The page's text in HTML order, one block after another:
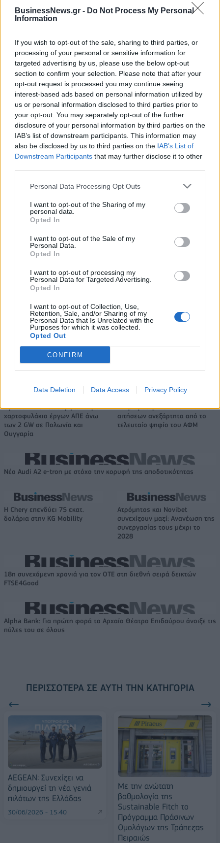
BusinessNews.gr - Do Not Process My Personal
Information
If you wish to opt-out of the sale, sharing to third parties, or
processing of your personal or sensitive information for
targeted advertising by us, please use the below opt-out
section to confirm your selection. Please note that after your
opt-out request is processed you may continue seeing
interest-based ads based on personal information utilized by
us or personal information disclosed to third parties prior to
your opt-out. You may separately opt-out of the further
disclosure of your personal information by third parties on the
IAB’s list of downstream participants. This information may
also be disclosed by us to third parties on the IAB’s List of
Downstream Participants that may further disclose it to other
Personal Data Processing Opt Outs
I want to opt-out of the Sharing of my
personal data.
Opted In
I want to opt-out of the Sale of my
Personal Data.
Opted In
I want to opt-out of processing my
Personal Data for Targeted Advertising.
Opted In
I want to opt-out of Collection, Use,
Retention, Sale, and/or Sharing of my
Personal Data that Is Unrelated with the
Purposes for which it was collected.
Opted Out
CONFIRM
Data Deletion Data Access Privacy Policy
Εξοικονομώ – Επιχειρώ:
Παράταση έως τις 30
Νοεμβρίου για περισσότερες
από 400 επιχειρήσεις
ΣΚΑΪ: Ολοκληρώθηκε η θητεία
του Γρηγόρη Δημητριάδη - Ο
Γιάννης Αλαφούζος επιστρέφει
στη θέση του CEO
Media: Με ενίσχυση 8 εκατ. ευρώ σε 451 επιχειρήσεις ξεκίνησε το
πρόγραμμα στήριξης- Κάλυψη εισφορών ΕΔΟΕΑΠ
και Electric, με όφελος 2.000
μπαταριών για τα υβριδικά της
Σε κινεζική… πολιορκία η ευρωπαϊκή αυτοκινητοβιομηχανία
ΠΑΟΚ: Με τον Μάρκους Φόστερ
δηλώσεις του (vid & pics)
στον τελικό (live stream)
Ταχύτερα και αυστηρότερα: Το νέο ψηφιακό καθεστώς της ΑΑΔΕ για
τα ανασφάλιστα οχήματα
Όμιλος ΔΕΗ: Νέα συμφωνία για
χαρτοφυλάκιο έργων ΑΠΕ άνω
των 2 GW σε Πολωνία και
Ουγγαρία
Τουρισμός για Όλους: Kατάθεση
αιτήσεων ανεξάρτητα από το
τελευταίο ψηφίο του ΑΦΜ
Νέο Audi A2 e-tron με στόχο την κορυφή της αποδοτικότητας
Η Chery επενδύει 75 εκατ.
δολάρια στην KG Mobility
Ατρόμητος και Novibet
συνεχίζουν μαζί: Ανανέωση της
συνεργασίας τους μέχρι το
2028
18η συνεχόμενη χρονιά για τον ΟΤΕ στη διεθνή σειρά δεικτών
FTSE4Good
Alpha Bank: Για πρώτη φορά το Αρχαίο Θέατρο Επιδαύρου άνοιξε τις
πύλες του σε όλους
ΠΕΡΙΣΣΌΤΕΡΑ ΣΕ ΑΥΤΉ ΤΗΝ ΚΑΤΗΓΟΡΊΑ
AEGEAN: Συνεχίζει να
δημιουργεί τη νέα γενιά
πιλότων της Ελλάδας
30/06/2026 - 15:40
Με την ανώτατη
βαθμολογία της
Sustainable Fitch το
Πρόγραμμα Πράσινων
Ομολόγων της Τράπεζας
Πειραιώς